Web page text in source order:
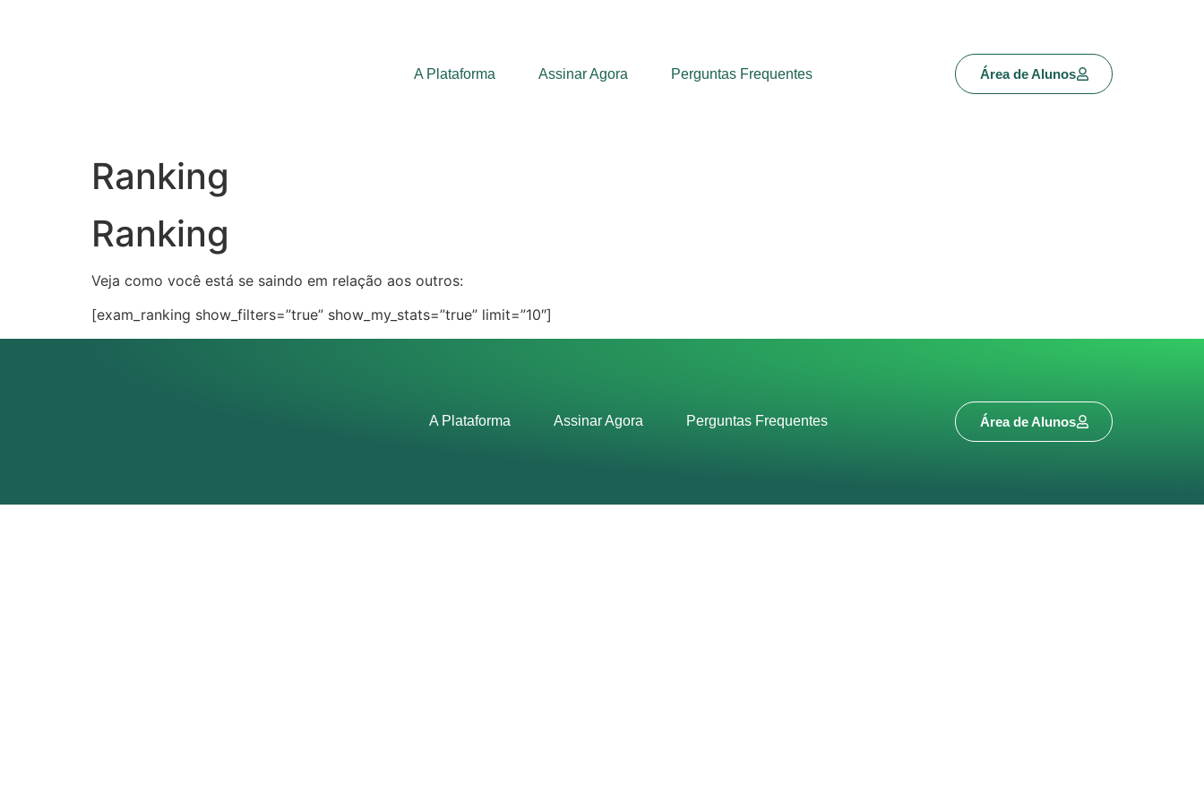
A Plataforma Assinar Agora Perguntas Frequentes Área de Alunos
Ranking
Ranking
Veja como você está se saindo em relação aos outros:
[exam_ranking show_filters=”true” show_my_stats=”true” limit=”10″]
A Plataforma Assinar Agora Perguntas Frequentes Área de Alunos